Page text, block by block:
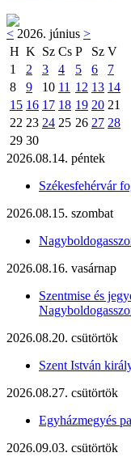
< 2026. június >
H K Sz Cs P Sz V
1
2 3 4 5 6
7
8
9 10 11 12 13 14
15 16 17 18 19 20 21
22 23 24 25 26 27 28
29 30
2026.08.14. péntek
Székesfehérvár
2026.08.15. szombat
2026.08.16. vasárnap
Szentmise és
2026.08.20. csütörtök
Szent István
2026.08.27. csütörtök
Egyházmegyés
2026.09.03. csütörtök